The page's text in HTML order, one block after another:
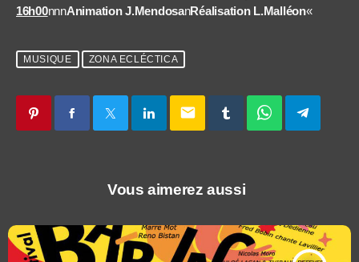
16h00nnnAnimation J.MendosanRéalisation L.Malléon«
MUSIQUE ZONA ECLÉCTICA
email
Vous aimerez aussi